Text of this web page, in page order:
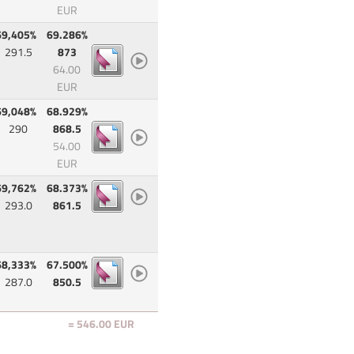
EUR
291.5
69.286%
873
64.00
EUR
290
68.929%
868.5
54.00
EUR
293.0
68.373%
861.5
287.0
67.500%
850.5
= 546.00 EUR